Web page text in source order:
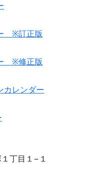
※訂正版
※修正版
カレンダー
丁目１−１